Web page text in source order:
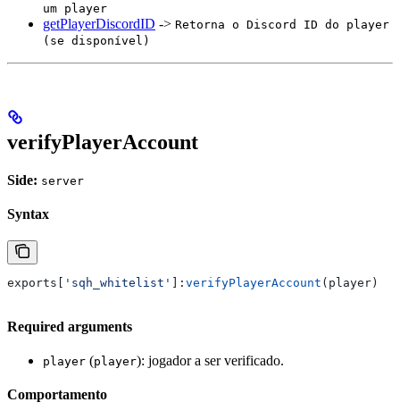
um player
getPlayerDiscordID -> Retorna o Discord ID do player
(se disponível)
verifyPlayerAccount
Side: server
Syntax
exports 'sqh_whitelist' ]: verifyPlayerAccount ( player )
Required arguments
player (player): jogador a ser verificado.
Comportamento